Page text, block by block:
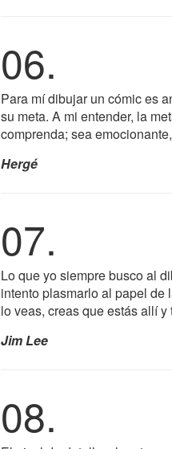
06.
Para mí dibujar un cómic es
su meta. A mi entender, la
comprenda; sea
Hergé
07.
Lo que yo siempre busco al
intento plasmarlo al papel de
lo veas, creas que estás allí
Jim Lee
08.